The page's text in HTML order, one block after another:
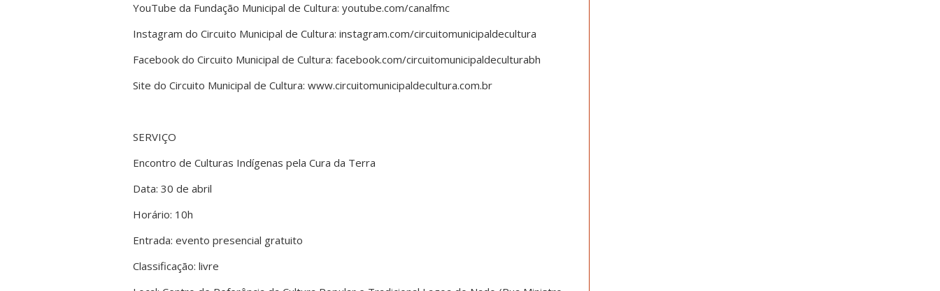
YouTube da Fundação Municipal de Cultura: youtube.com/canalfmc
Instagram do Circuito Municipal de Cultura: instagram.com/circuitomunicipaldecultura
Facebook do Circuito Municipal de Cultura: facebook.com/circuitomunicipaldeculturabh
Site do Circuito Municipal de Cultura: www.circuitomunicipaldecultura.com.br
SERVIÇO
Encontro de Culturas Indígenas pela Cura da Terra
Data: 30 de abril
Horário: 10h
Entrada: evento presencial gratuito
Classificação: livre